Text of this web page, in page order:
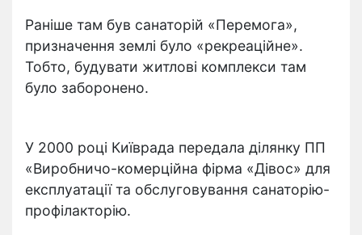
Раніше там був санаторій «Перемога»,
призначення землі було «рекреаційне».
Тобто, будувати житлові комплекси там
було заборонено.
У 2000 році Київрада передала ділянку ПП
«Виробничо-комерційна фірма «Дівос» для
експлуатації та обслуговування санаторію-
профілакторію.